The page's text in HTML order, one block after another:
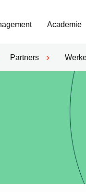
Partners
Academie